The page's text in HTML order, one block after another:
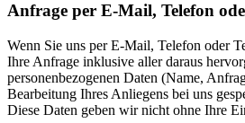
Anfrage per E-Mail, Telefon
Wenn Sie uns per E-Mail, Telefon oder
Ihre Anfrage inklusive aller daraus
personenbezogenen Daten (Name,
Bearbeitung Ihres Anliegens bei uns
Diese Daten geben wir nicht ohne Ihre